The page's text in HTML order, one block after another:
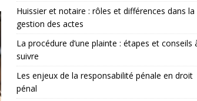
Huissier et notaire : rôles et différences dans la
gestion des actes
La procédure d’une plainte : étapes et conseils
suivre
Les enjeux de la responsabilité pénale en droit
pénal